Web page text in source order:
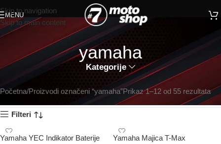
Skip to navigation
Skip to main content
MENU
yamaha
Kategorije
Početna Proizvodi označeni “yamaha”Prikaz 1–12 od 55 rezultata
Filteri
Yamaha YEC Indikator Baterije Yamaha Majica T-Max